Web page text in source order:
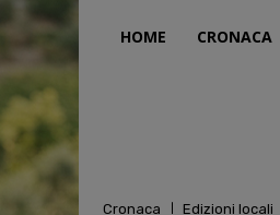
HOME CRONACA
Cronaca Edizioni locali